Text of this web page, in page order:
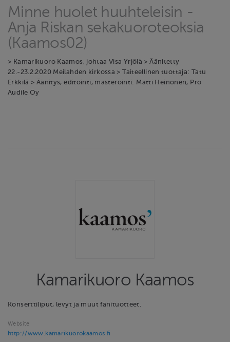
Minne huolet huuhteleisin -
Anja Riskan sekakuoroteoksia
(Kaamos02)
> Kamarikuoro Kaamos, johtaa Visa Yrjölä > Äänitetty
22.-23.2.2020 Meilahden kirkossa > Taiteellinen tuottaja: Tatu
Erkkilä > Äänitys, editointi, masterointi: Matti Heinonen, Pro
Audile Oy
Kamarikuoro Kaamos
Konserttiliput, levyt ja muut fanituotteet.
Website
http://www.kamarikuorokaamos.fi